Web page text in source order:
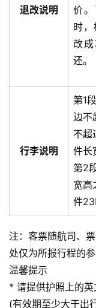
退改说明
价
时
改
还。
行李说明
第1
边不
不超
件长
第2
宽高
件
注：客票随航司、
处仅为所报行程的
温馨提示
* 请提供护照上的
(有效期至少大于出